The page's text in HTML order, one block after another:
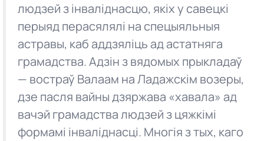
людзей з інваліднасцю, якіх у савецкі
перыяд перасялялі на спецыяльныя
астравы, каб аддзяліць ад астатняга
грамадства. Адзін з вядомых прыкладаў
— востраў Валаам на Ладажскім возеры,
дзе пасля вайны дзяржава «хавала» ад
вачэй грамадства людзей з цяжкімі
формамі інваліднасці. Многія з тых, каго